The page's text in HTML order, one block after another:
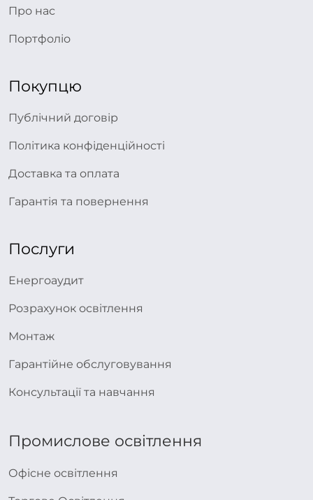
Про нас
Портфоліо
Покупцю
Публічний договір
Політика конфіденційності
Доставка та оплата
Гарантія та повернення
Послуги
Енергоаудит
Розрахунок освітлення
Монтаж
Гарантійне обслуговування
Консультації та навчання
Промислове освітлення
Офісне освітлення